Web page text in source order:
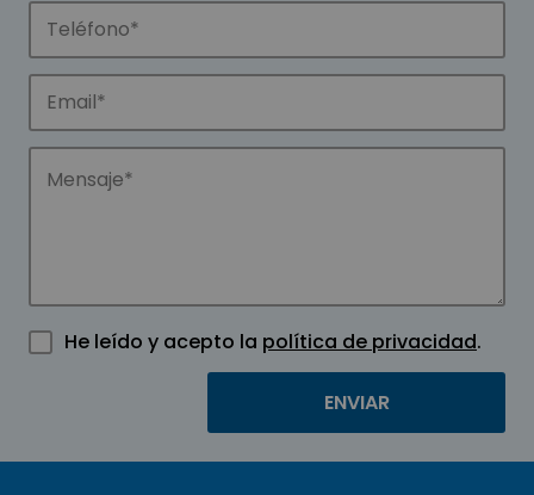
He leído y acepto la política de privacidad.